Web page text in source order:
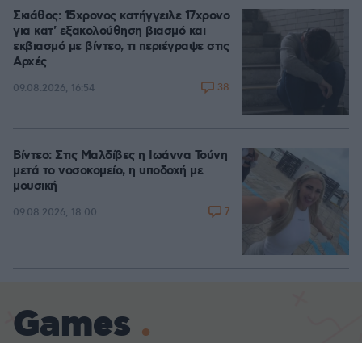
Σκιάθος: 15χρονος κατήγγειλε 17χρονο
για κατ' εξακολούθηση βιασμό και
εκβιασμό με βίντεο, τι περιέγραψε στις
Αρχές
09.08.2026, 16:54 38
Βίντεο: Στις Μαλδίβες η Ιωάννα Τούνη
μετά το νοσοκομείο, η υποδοχή με
μουσική
09.08.2026, 18:00 7
Games